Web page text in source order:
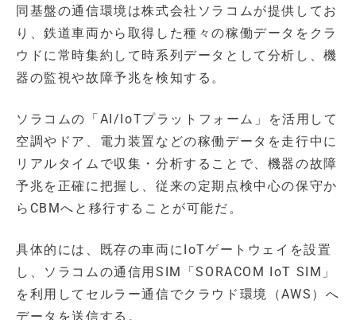
同基盤の通信環境は株式会社ソラコムが提供してお
り、鉄道車両から取得した種々の稼働データをクラ
ウドに常時集約して時系列データとして分析し、機
器の監視や故障予兆を検知する。
ソラコムの「AI/IoTプラットフォーム」を活用して
空調やドア、電力装置などの稼働データを走行中に
リアルタイムで収集・分析することで、機器の故障
予兆を正確に把握し、従来の定期点検中心の保守か
らCBMへと移行することが可能だ。
具体的には、既存の車両にIoTゲートウェイを設置
し、ソラコムの通信用SIM「SORACOM IoT SIM」
を利用してセルラー通信でクラウド環境（AWS）へ
データを送信する。